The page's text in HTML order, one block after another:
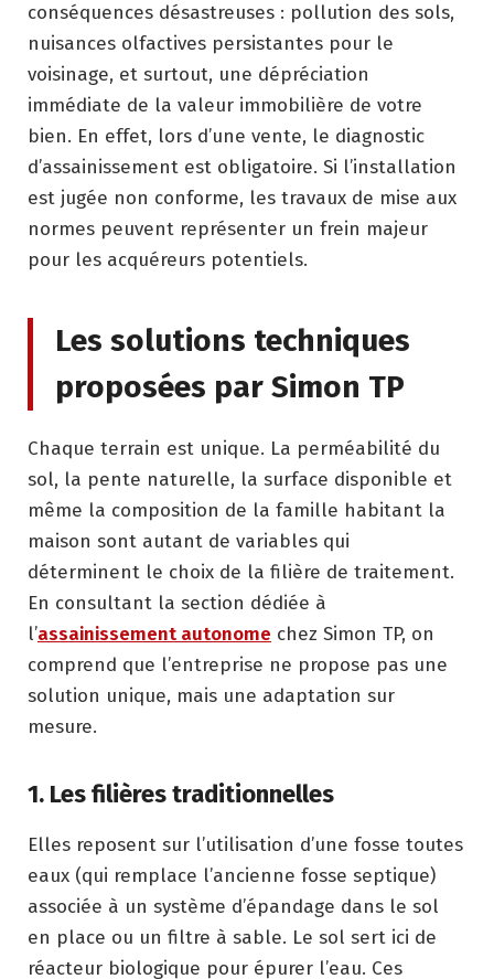
conséquences désastreuses : pollution des sols,
nuisances olfactives persistantes pour le
voisinage, et surtout, une dépréciation
immédiate de la valeur immobilière de votre
bien. En effet, lors d’une vente, le diagnostic
d’assainissement est obligatoire. Si l’installation
est jugée non conforme, les travaux de mise aux
normes peuvent représenter un frein majeur
pour les acquéreurs potentiels.
Les solutions techniques
proposées par Simon TP
Chaque terrain est unique. La perméabilité du
sol, la pente naturelle, la surface disponible et
même la composition de la famille habitant la
maison sont autant de variables qui
déterminent le choix de la filière de traitement.
En consultant la section dédiée à
l’assainissement autonome chez Simon TP, on
comprend que l’entreprise ne propose pas une
solution unique, mais une adaptation sur
mesure.
1. Les filières traditionnelles
Elles reposent sur l’utilisation d’une fosse toutes
eaux (qui remplace l’ancienne fosse septique)
associée à un système d’épandage dans le sol
en place ou un filtre à sable. Le sol sert ici de
réacteur biologique pour épurer l’eau. Ces